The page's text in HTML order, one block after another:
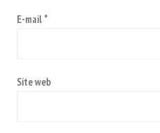
E-mail *
Site web